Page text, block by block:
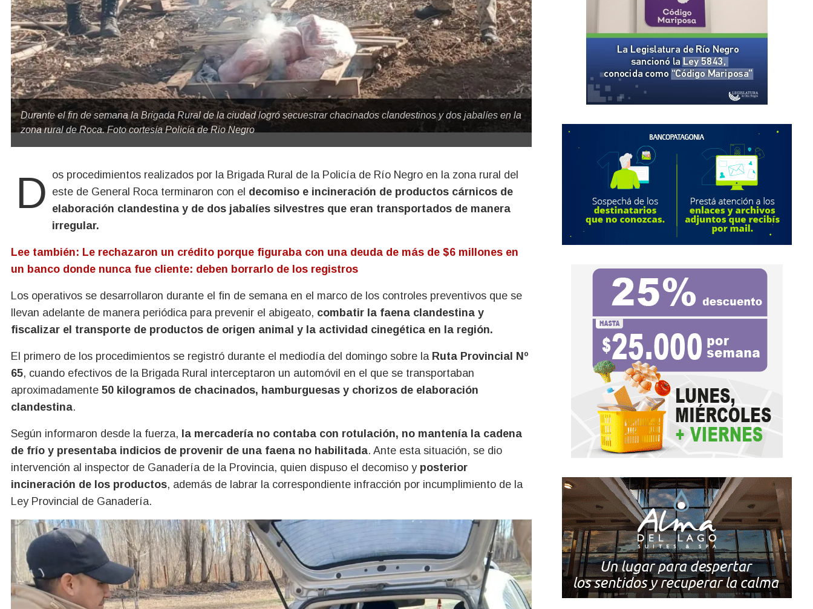
Durante el fin de semana la Brigada Rural de la ciudad logró secuestrar chacinados clandestinos y dos jabalíes en la
zona rural de Roca. Foto cortesía Policía de Rio Negro
Dos procedimientos realizados por la Brigada Rural de la Policía de Río Negro en la zona rural del este de General Roca terminaron con el decomiso e incineración de productos cárnicos de
elaboración clandestina y de dos jabalíes silvestres que eran transportados de manera
irregular.
Lee también: Le rechazaron un crédito porque figuraba con una deuda de más de $6 millones en
un banco donde nunca fue cliente: deben borrarlo de los registros
Los operativos se desarrollaron durante el fin de semana en el marco de los controles preventivos que se
llevan adelante de manera periódica para prevenir el abigeato, combatir la faena clandestina y
fiscalizar el transporte de productos de origen animal y la actividad cinegética en la región.
El primero de los procedimientos se registró durante el mediodía del domingo sobre la Ruta Provincial Nº
65, cuando efectivos de la Brigada Rural interceptaron un automóvil en el que se transportaban
aproximadamente 50 kilogramos de chacinados, hamburguesas y chorizos de elaboración
clandestina.
Según informaron desde la fuerza, la mercadería no contaba con rotulación, no mantenía la cadena
de frío y presentaba indicios de provenir de una faena no habilitada. Ante esta situación, se dio
intervención al inspector de Ganadería de la Provincia, quien dispuso el decomiso y posterior
incineración de los productos, además de labrar la correspondiente infracción por incumplimiento de la
Ley Provincial de Ganadería.